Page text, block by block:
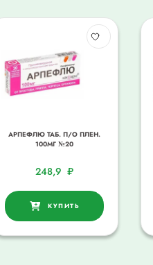
АРПЕФЛЮ ТАБ. П/О ПЛЕН.
100МГ №20
248,9₽
КУПИТЬ